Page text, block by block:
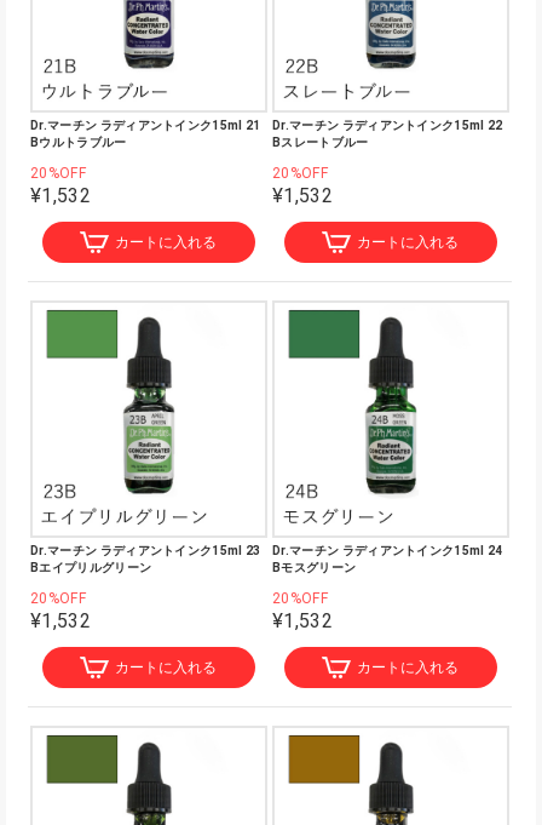
Dr.マーチン ラディアントインク15ml 21
Bウルトラブルー
20%OFF
¥1,532
カートに入れる
Dr.マーチン ラディアントインク15ml 22
Bスレートブルー
20%OFF
¥1,532
カートに入れる
Dr.マーチン ラディアントインク15ml 23
Bエイプリルグリーン
20%OFF
¥1,532
カートに入れる
Dr.マーチン ラディアントインク15ml 24
Bモスグリーン
20%OFF
¥1,532
カートに入れる